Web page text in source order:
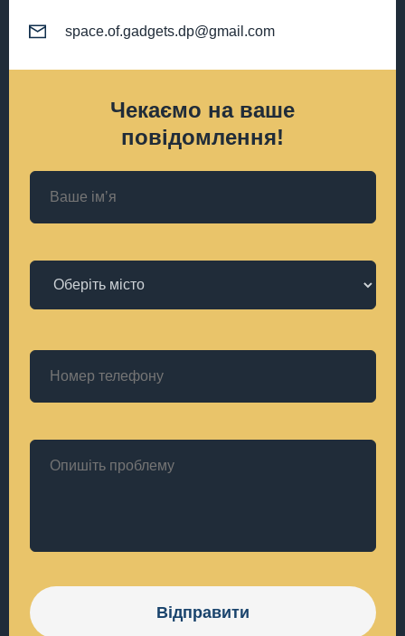
space.of.gadgets.dp@gmail.com
Чекаємо на ваше
повідомлення!
Відправити